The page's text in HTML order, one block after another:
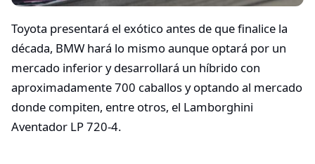
Toyota presentará el exótico antes de que finalice la
década, BMW hará lo mismo aunque optará por un
mercado inferior y desarrollará un híbrido con
aproximadamente 700 caballos y optando al mercado
donde compiten, entre otros, el Lamborghini
Aventador LP 720-4.